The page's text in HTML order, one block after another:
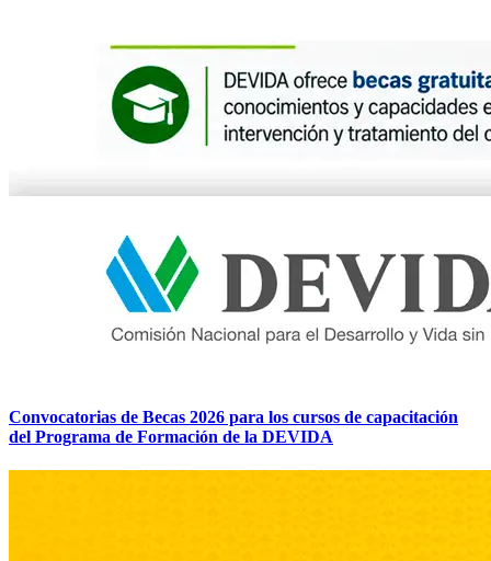
Convocatorias de Becas 2026 para los cursos de capacitación
del Programa de Formación de la DEVIDA